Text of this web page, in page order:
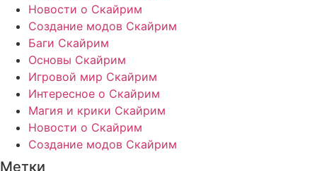
Новости о Скайрим
Создание модов Скайрим
Баги Скайрим
Основы Скайрим
Игровой мир Скайрим
Интересное о Скайрим
Магия и крики Скайрим
Новости о Скайрим
Создание модов Скайрим
Метки